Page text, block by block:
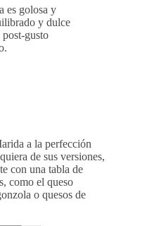
es golosa y
y dulce
gusto
a la perfección
de sus versiones,
con una tabla de
como el queso
o quesos de